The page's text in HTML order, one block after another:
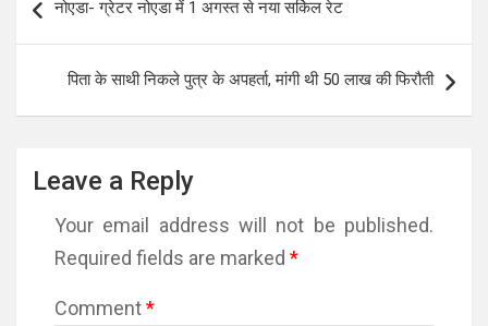
navigation
नोएडा- ग्रेटर नोएडा में 1 अगस्त से नया सर्किल रेट
पिता के साथी निकले पुत्र के अपहर्ता, मांगी थी 50 लाख की फिरौती
Leave a Reply
Your email address will not be published.
Required fields are marked *
Comment*